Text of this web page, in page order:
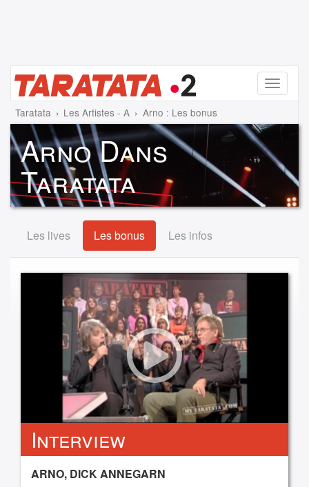
Menu
Taratata Les Artistes - A Arno : Les bonus
Arno Dans
Taratata
Les lives Les bonus Les infos
Interview
ARNO, DICK ANNEGARN